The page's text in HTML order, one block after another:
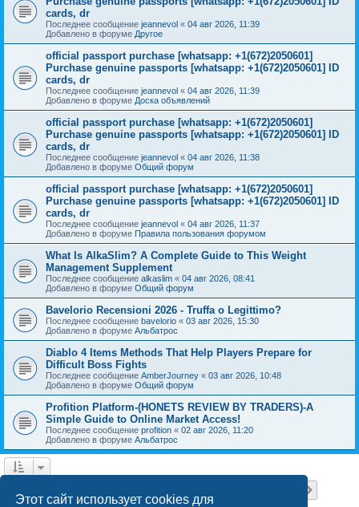
Этот сайт использует cookies для
cards, dr
Последнее сообщение jeannevol « 04 авг 2026, 11:39
Добавлено в форуме Другое
official passport purchase [whatsapp: +1(672)2050601]
Purchase genuine passports [whatsapp: +1(672)2050601] ID
cards, dr
Последнее сообщение jeannevol « 04 авг 2026, 11:39
Добавлено в форуме Доска объявлений
official passport purchase [whatsapp: +1(672)2050601]
Purchase genuine passports [whatsapp: +1(672)2050601] ID
cards, dr
Последнее сообщение jeannevol « 04 авг 2026, 11:38
Добавлено в форуме Общий форум
official passport purchase [whatsapp: +1(672)2050601]
Purchase genuine passports [whatsapp: +1(672)2050601] ID
cards, dr
Последнее сообщение jeannevol « 04 авг 2026, 11:37
Добавлено в форуме Правила пользования форумом
What Is AlkaSlim? A Complete Guide to This Weight
Management Supplement
Последнее сообщение alkaslim « 04 авг 2026, 08:41
Добавлено в форуме Общий форум
Bavelorio Recensioni 2026 - Truffa o Legittimo?
Последнее сообщение bavelorio « 03 авг 2026, 15:30
Добавлено в форуме Альбатрос
Diablo 4 Items Methods That Help Players Prepare for
Difficult Boss Fights
Последнее сообщение AmberJourney « 03 авг 2026, 10:48
Добавлено в форуме Общий форум
Profition Platform-(HONETS REVIEW BY TRADERS)-A
Simple Guide to Online Market Access!
Последнее сообщение profition « 02 авг 2026, 11:20
Добавлено в форуме Альбатрос